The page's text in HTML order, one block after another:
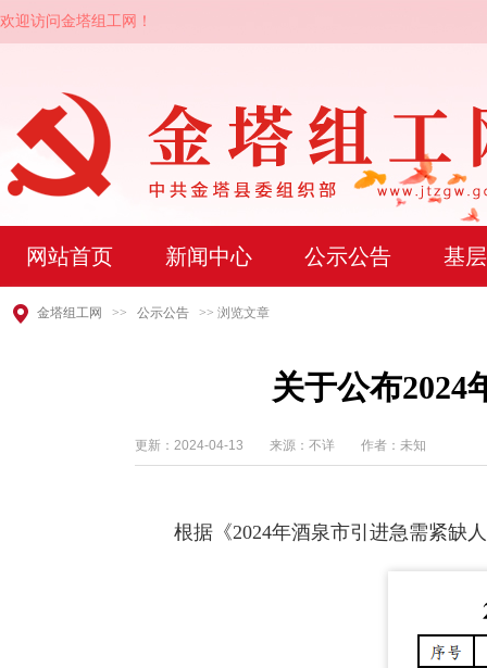
欢迎访问金塔组工网！
网站首页 新闻中心 公示公告 基
金塔组工网 >> 公示公告 >> 浏览文章
关于公布2024
更新： 2024-04-13 来源：不详 作者：未知
根据《2024年酒泉市引进急需紧缺